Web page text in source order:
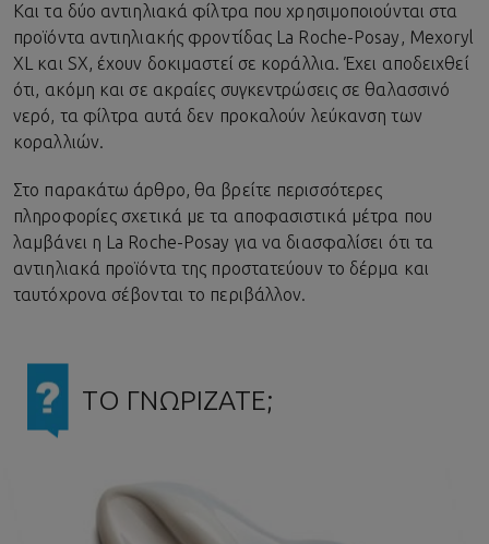
Και τα δύο αντιηλιακά φίλτρα που χρησιμοποιούνται στα
προϊόντα αντιηλιακής φροντίδας La Roche-Posay, Mexoryl
XL και SX, έχουν δοκιμαστεί σε κοράλλια. Έχει αποδειχθεί
ότι, ακόμη και σε ακραίες συγκεντρώσεις σε θαλασσινό
νερό, τα φίλτρα αυτά δεν προκαλούν λεύκανση των
κοραλλιών.
Στο παρακάτω άρθρο, θα βρείτε περισσότερες
πληροφορίες σχετικά με τα αποφασιστικά μέτρα που
λαμβάνει η La Roche-Posay για να διασφαλίσει ότι τα
αντιηλιακά προϊόντα της προστατεύουν το δέρμα και
ταυτόχρονα σέβονται το περιβάλλον.
ΤΟ ΓΝΩΡΙΖΑΤΕ;